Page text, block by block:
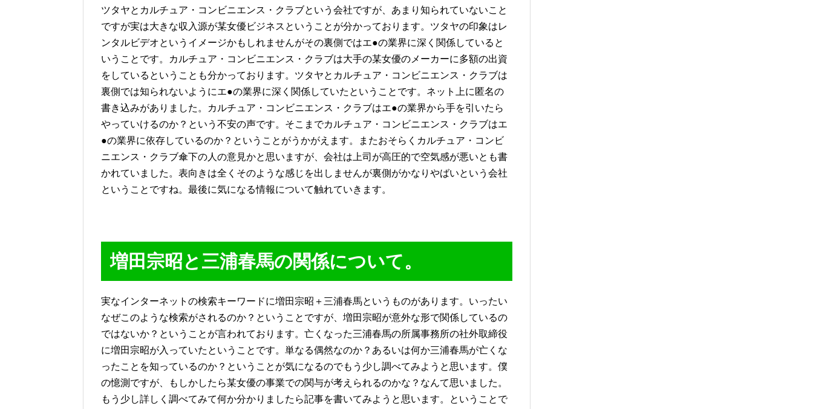
ツタヤとカルチュア・コンビニエンス・クラブという会社ですが、あまり知られていないこと
ですが実は大きな収入源が某女優ビジネスということが分かっております。ツタヤの印象はレ
ンタルビデオというイメージかもしれませんがその裏側ではエ●の業界に深く関係していると
いうことです。カルチュア・コンビニエンス・クラブは大手の某女優のメーカーに多額の出資
をしているということも分かっております。ツタヤとカルチュア・コンビニエンス・クラブは
裏側では知られないようにエ●の業界に深く関係していたということです。ネット上に匿名の
書き込みがありました。カルチュア・コンビニエンス・クラブはエ●の業界から手を引いたら
やっていけるのか？という不安の声です。そこまでカルチュア・コンビニエンス・クラブはエ
●の業界に依存しているのか？ということがうかがえます。またおそらくカルチュア・コンビ
ニエンス・クラブ傘下の人の意見かと思いますが、会社は上司が高圧的で空気感が悪いとも書
かれていました。表向きは全くそのような感じを出しませんが裏側がかなりやばいという会社
ということですね。最後に気になる情報について触れていきます。
増田宗昭と三浦春馬の関係について。
実なインターネットの検索キーワードに増田宗昭＋三浦春馬というものがあります。いったい
なぜこのような検索がされるのか？ということですが、増田宗昭が意外な形で関係しているの
ではないか？ということが言われております。亡くなった三浦春馬の所属事務所の社外取締役
に増田宗昭が入っていたということです。単なる偶然なのか？あるいは何か三浦春馬が亡くな
ったことを知っているのか？ということが気になるのでもう少し調べてみようと思います。僕
の憶測ですが、もしかしたら某女優の事業での関与が考えられるのかな？なんて思いました。
もう少し詳しく調べてみて何か分かりましたら記事を書いてみようと思います。ということで